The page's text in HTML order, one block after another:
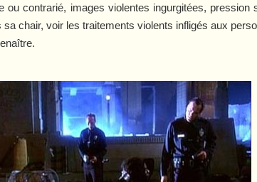
contrarié, images violentes ingurgitées, pression
chair, voir les traitements violents infligés aux